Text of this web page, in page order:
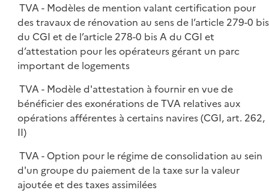
TVA - Modèles de mention valant certification pour
des travaux de rénovation au sens de l’article 279-0 bis
du CGI et de l’article 278-0 bis A du CGI et
d’attestation pour les opérateurs gérant un parc
important de logements
TVA - Modèle d'attestation à fournir en vue de
bénéficier des exonérations de TVA relatives aux
opérations afférentes à certains navires (CGI, art. 262,
II)
TVA - Option pour le régime de consolidation au sein
d'un groupe du paiement de la taxe sur la valeur
ajoutée et des taxes assimilées